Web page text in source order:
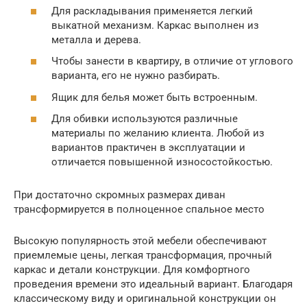
Для раскладывания применяется легкий
выкатной механизм. Каркас выполнен из
металла и дерева.
Чтобы занести в квартиру, в отличие от углового
варианта, его не нужно разбирать.
Ящик для белья может быть встроенным.
Для обивки используются различные
материалы по желанию клиента. Любой из
вариантов практичен в эксплуатации и
отличается повышенной износостойкостью.
При достаточно скромных размерах диван
трансформируется в полноценное спальное место
Высокую популярность этой мебели обеспечивают
приемлемые цены, легкая трансформация, прочный
каркас и детали конструкции. Для комфортного
проведения времени это идеальный вариант. Благодаря
классическому виду и оригинальной конструкции он